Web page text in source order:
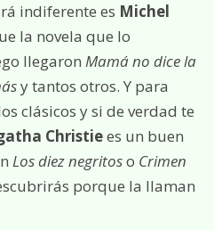
indiferente es Michel
la novela que lo
llegaron Mamá no dice la
y tantos otros. Y para
clásicos y si de verdad te
Christiees un buen
Los diez negritoso Crimen
porque la llaman